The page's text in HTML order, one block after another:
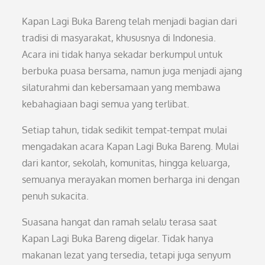
Kapan Lagi Buka Bareng telah menjadi bagian dari
tradisi di masyarakat, khususnya di Indonesia.
Acara ini tidak hanya sekadar berkumpul untuk
berbuka puasa bersama, namun juga menjadi ajang
silaturahmi dan kebersamaan yang membawa
kebahagiaan bagi semua yang terlibat.
Setiap tahun, tidak sedikit tempat-tempat mulai
mengadakan acara Kapan Lagi Buka Bareng. Mulai
dari kantor, sekolah, komunitas, hingga keluarga,
semuanya merayakan momen berharga ini dengan
penuh sukacita.
Suasana hangat dan ramah selalu terasa saat
Kapan Lagi Buka Bareng digelar. Tidak hanya
makanan lezat yang tersedia, tetapi juga senyum